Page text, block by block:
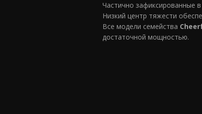
Частично зафиксированные
Низкий центр тяжести
Все модели семейства
достаточной мощностью.